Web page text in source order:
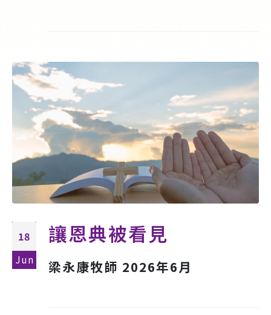
18
Jun
讓恩典被看見
梁永康牧師 2026年6月